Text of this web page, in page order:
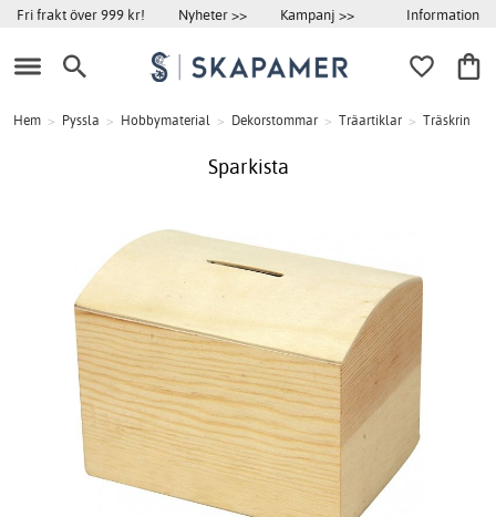
Fri frakt över 999 kr! Nyheter >> Kampanj >> Information
Hem > Pyssla > Hobbymaterial > Dekorstommar > Träartiklar > Träskrin
Sparkista